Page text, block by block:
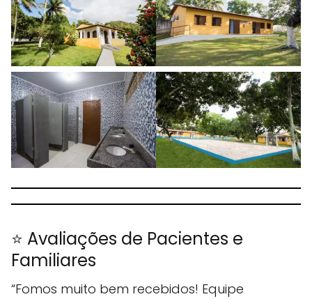
⭐ Avaliações de Pacientes e
Familiares
“Fomos muito bem recebidos! Equipe